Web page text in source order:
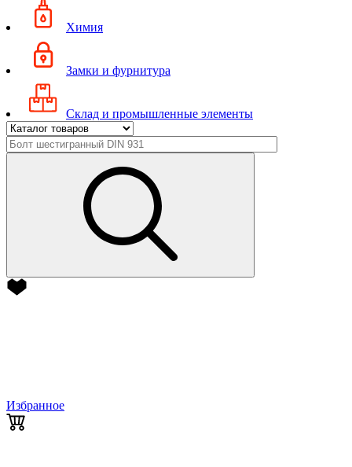
Химия
Замки и фурнитура
Склад и промышленные элементы
Избранное